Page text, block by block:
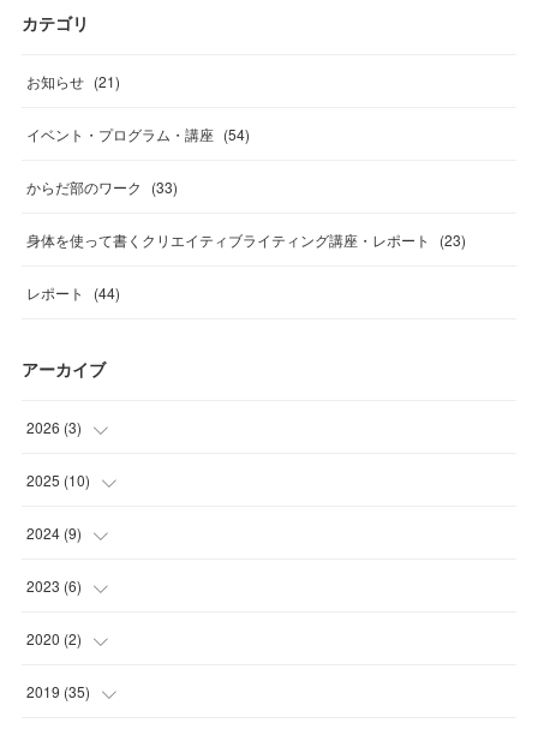
カテゴリ
お知らせ (21)
イベント・プログラム・講座 (54)
からだ部のワーク (33)
身体を使って書くクリエイティブライティング講座・レポート (23)
レポート (44)
アーカイブ
2026 (3)
(1
( )
(
2025 (10)
( )
( )
(
(3
2024 (9)
( )
( )
(2
2023 (6)
( )
(1
2020 (2)
(1
2019 (35)